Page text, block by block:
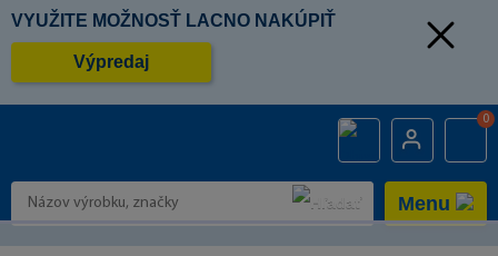
VYUŽITE MOŽNOSŤ LACNO NAKÚPIŤ
Výpredaj
0
Menu